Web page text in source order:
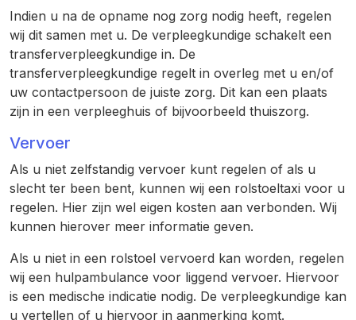
Indien u na de opname nog zorg nodig heeft, regelen
wij dit samen met u. De verpleegkundige schakelt een
transferverpleegkundige in. De
transferverpleegkundige regelt in overleg met u en/of
uw contactpersoon de juiste zorg. Dit kan een plaats
zijn in een verpleeghuis of bijvoorbeeld thuiszorg.
Vervoer
Als u niet zelfstandig vervoer kunt regelen of als u
slecht ter been bent, kunnen wij een rolstoeltaxi voor u
regelen. Hier zijn wel eigen kosten aan verbonden. Wij
kunnen hierover meer informatie geven.
Als u niet in een rolstoel vervoerd kan worden, regelen
wij een hulpambulance voor liggend vervoer. Hiervoor
is een medische indicatie nodig. De verpleegkundige kan
u vertellen of u hiervoor in aanmerking komt.